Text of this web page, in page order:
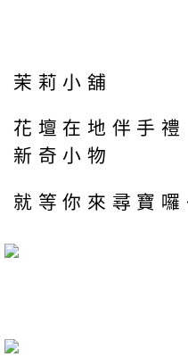
茉莉小舖
花壇在地伴手
新奇小物
就等你來尋寶囉